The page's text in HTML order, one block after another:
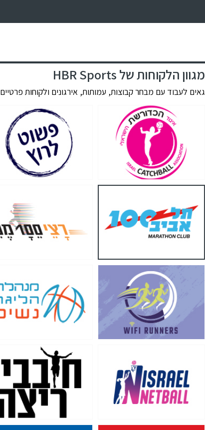
מגוון הלקוחות של HBR Sports
גאים לעבוד עם מבחר קבוצות, עמותות, אירגונים ולקוחות